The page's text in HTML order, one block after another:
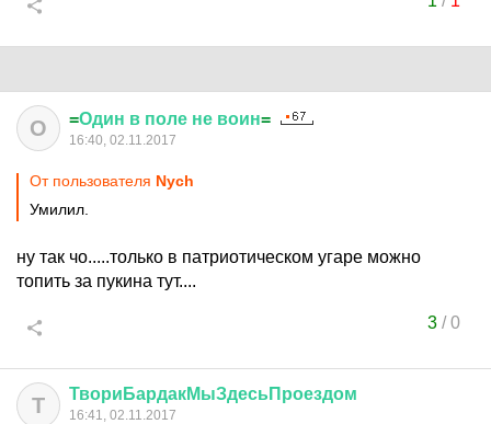
О =Один в поле не воин=
16:40, 02.11.2017
От пользователя Nych
Умилил.
ну так чо.....только в патриотическом угаре можно
топить за пукина тут....
3/0
Т ТвориБардакМыЗдесьПроездом
16:41, 02.11.2017